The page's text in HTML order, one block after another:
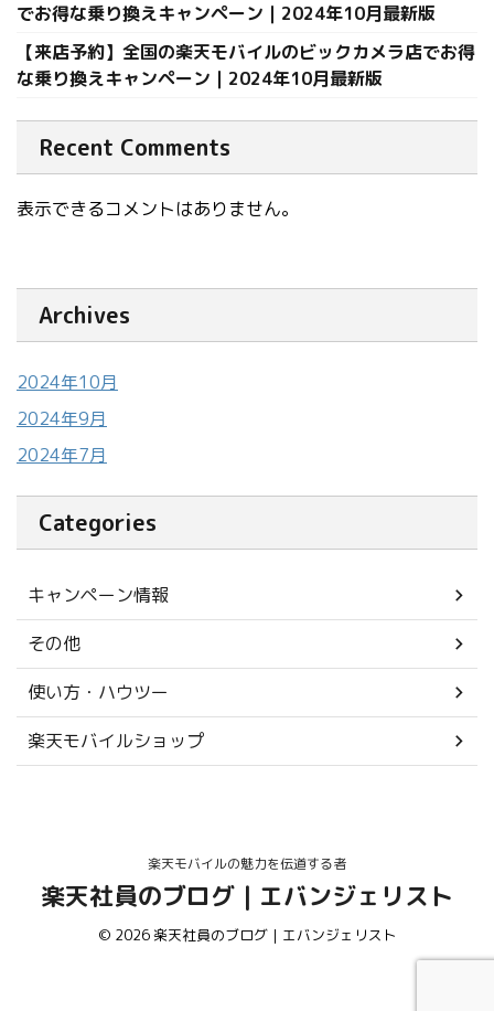
でお得な乗り換えキャンペーン｜2024年10月最新版
【来店予約】全国の楽天モバイルのビックカメラ店でお得
な乗り換えキャンペーン｜2024年10月最新版
Recent Comments
表示できるコメントはありません。
Archives
2024年10月
2024年9月
2024年7月
Categories
キャンペーン情報
その他
使い方・ハウツー
楽天モバイルショップ
楽天モバイルの魅力を伝道する者
楽天社員のブログ｜エバンジェリスト
© 2026 楽天社員のブログ｜エバンジェリスト